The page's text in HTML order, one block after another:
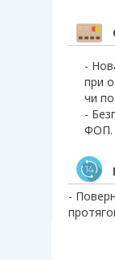
-
при
чи
-
ФОП.
-